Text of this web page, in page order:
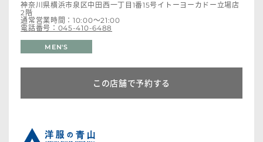
神奈川県横浜市泉区中田西一丁目1番15号イトーヨーカドー立場店
2階
通常営業時間：10:00～21:00
電話番号：045-410-6488
MEN'S
この店舗で予約する